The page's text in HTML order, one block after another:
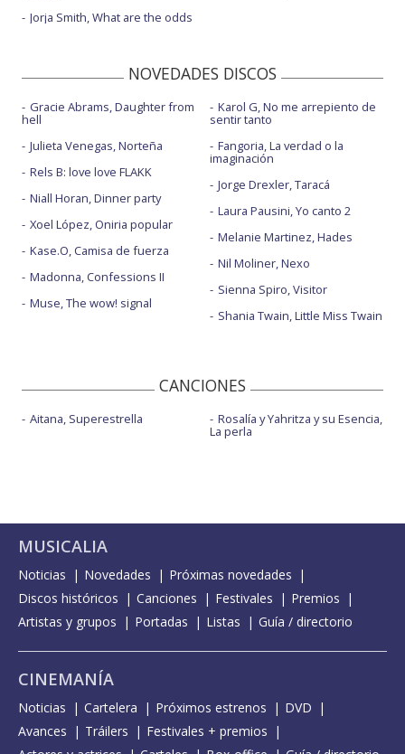
Jorja Smith, What are the odds
NOVEDADES DISCOS
Gracie Abrams, Daughter from
hell
Julieta Venegas, Norteña
Rels B: love love FLAKK
Niall Horan, Dinner party
Xoel López, Oniria popular
Kase.O, Camisa de fuerza
Madonna, Confessions II
Muse, The wow! signal
Karol G, No me arrepiento de
sentir tanto
Fangoria, La verdad o la
imaginación
Jorge Drexler, Taracá
Laura Pausini, Yo canto 2
Melanie Martinez, Hades
Nil Moliner, Nexo
Sienna Spiro, Visitor
Shania Twain, Little Miss Twain
CANCIONES
Aitana, Superestrella Rosalía y Yahritza y su Esencia,
La perla
MUSICALIA
Noticias Novedades
Próximas novedades
Discos históricos
Canciones Festivales
Premios
Artistas y grupos
Portadas Listas Guía / directorio
CINEMANÍA
Noticias Cartelera Próximos estrenos
DVD
Avances
Tráilers
Festivales + premios